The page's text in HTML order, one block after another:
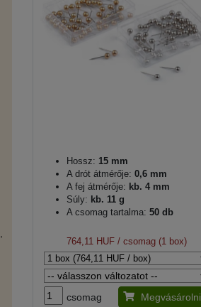
Hossz: 15 mm
A drót átmérője: 0,6 mm
A fej átmérője: kb. 4 mm
Súly: kb. 11 g
A csomag tartalma: 50 db
764,11 HUF / csomag (1 box)
csomag Megvásárolni